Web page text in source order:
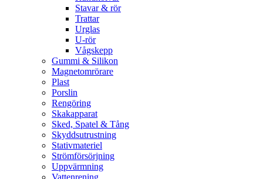
Stavar & rör
Trattar
Urglas
U-rör
Vågskepp
Gummi & Silikon
Magnetomrörare
Plast
Porslin
Rengöring
Skakapparat
Sked, Spatel & Tång
Skyddsutrustning
Stativmateriel
Strömförsörjning
Uppvärmning
Vattenrening